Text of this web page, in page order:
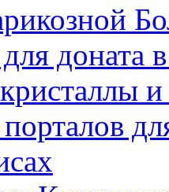
порталов